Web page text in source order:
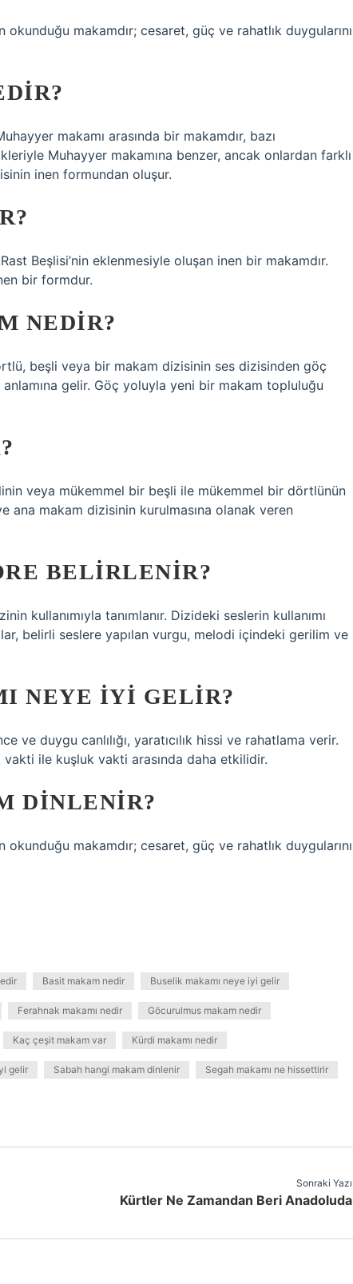
okunduğu makamdır; cesaret, güç ve rahatlık duygularını
makamı arasında bir makamdır, bazı
Muhayyer makamına benzer, ancak onlardan farklı
inen formundan oluşur.
Beşlisi’nin eklenmesiyle oluşan inen bir makamdır.
bir formdur.
NEDIR?
beşli veya bir makam dizisinin ses dizisinden göç
gelir. Göç yoluyla yeni bir makam topluluğu
veya mükemmel bir beşli ile mükemmel bir dörtlünün
makam dizisinin kurulmasına olanak veren
BELIRLENIR?
kullanımıyla tanımlanır. Dizideki seslerin kullanımı
belirli seslere yapılan vurgu, melodi içindeki gerilim ve
NEYE IYI GELIR?
ve duygu canlılığı, yaratıcılık hissi ve rahatlama verir.
ile kuşluk vakti arasında daha etkilidir.
DINLENIR?
okunduğu makamdır; cesaret, güç ve rahatlık duygularını
Basit makam nedir Buselik makamı neye iyi gelir
Ferahnak makamı nedir Göcurulmus makam nedir
Kaç çeşit makam var Kürdi makamı nedir
gelir Sabah hangi makam dinlenir Segah makamı ne hissettirir
Sonraki Yazı
Kürtler Ne Zamandan Beri Anadoluda